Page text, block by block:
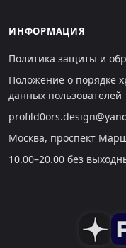
ИНФОРМАЦИЯ
Политика защиты и
Положение о порядке
данных пользователей
Москва, проспект
10.00–20.00 без